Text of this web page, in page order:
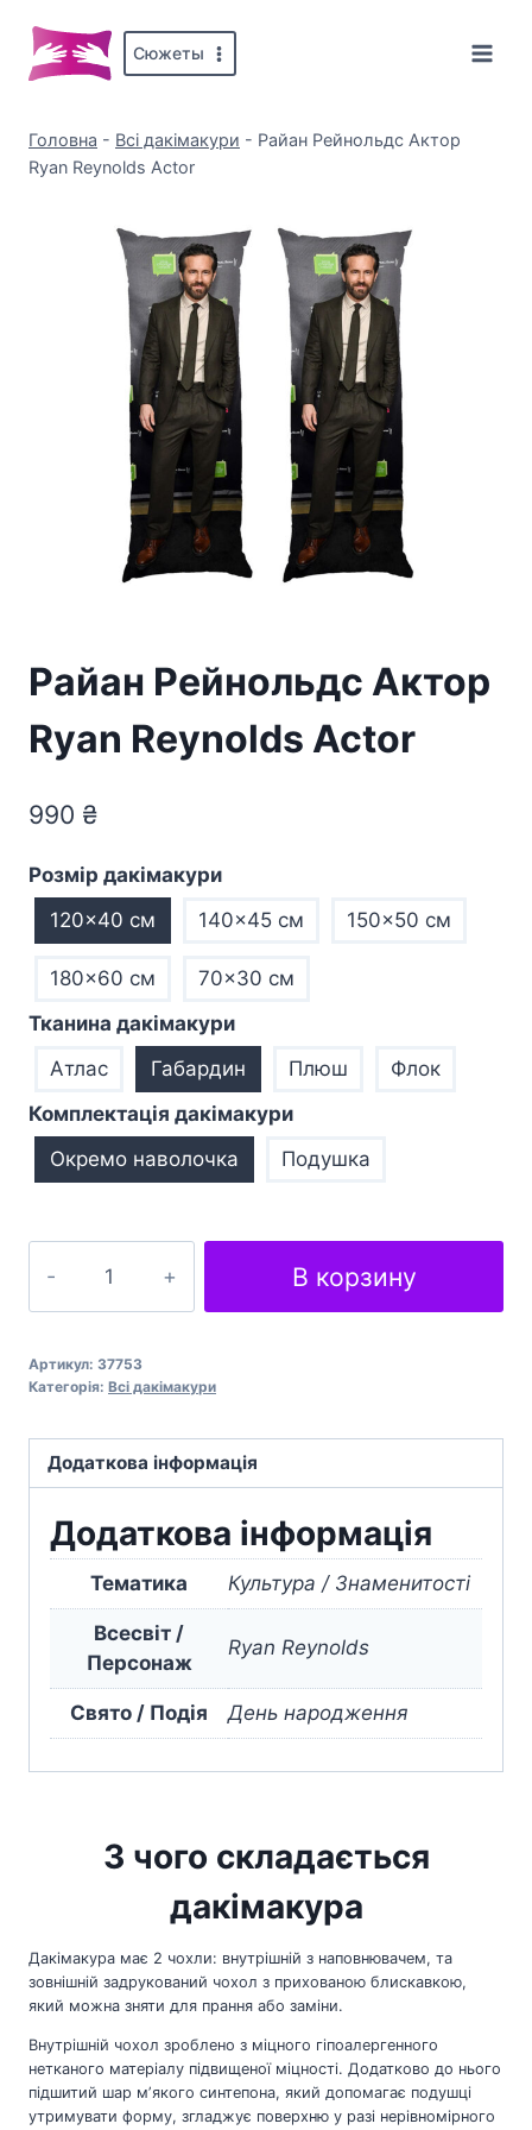
вмісту
Сюжеты
Головна - Всі дакімакури - Райан Рейнольдс Актор
Ryan Reynolds Actor
Райан Рейнольдс Актор
Ryan Reynolds Actor
990 ₴
Розмір дакімакури
120x40 см
140x45 см 150x50 см
180x60 см
70×30 см
Тканина дакімакури
Атлас
Габардин Плюш
Флок
Комплектація дакімакури
Окремо наволочка
Подушка
Рейнольдс
Ryan
Reynolds
кількість
В корзину
Артикул: 37753
Категорія: Всі дакімакури
Додаткова інформація
Додаткова інформація
Тематика Культура / Знаменитості
Всесвіт /
Персонаж
Ryan Reynolds
Свято / Подія День народження
З чого складається
дакімакура
Дакімакура має 2 чохли: внутрішній з наповнювачем, та
зовнішній задрукований чохол з прихованою блискавкою,
який можна зняти для прання або заміни.
Внутрішній чохол зроблено з міцного гіпоалергенного
нетканого матеріалу підвищеної міцності. Додатково до нього
підшитий шар мʼякого синтепона, який допомагає подушці
утримувати форму, згладжує поверхню у разі нерівномірного